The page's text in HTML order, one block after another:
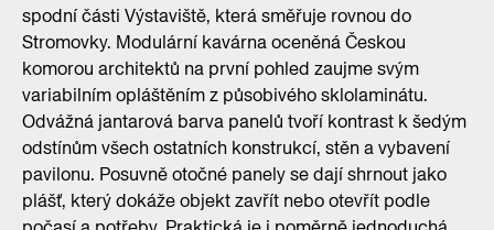
spodní části Výstaviště, která směřuje rovnou do
Stromovky. Modulární kavárna oceněná Českou
komorou architektů na první pohled zaujme svým
variabilním opláštěním z působivého sklolaminátu.
Odvážná jantarová barva panelů tvoří kontrast k šedým
odstínům všech ostatních konstrukcí, stěn a vybavení
pavilonu. Posuvně otočné panely se dají shrnout jako
plášť, který dokáže objekt zavřít nebo otevřít podle